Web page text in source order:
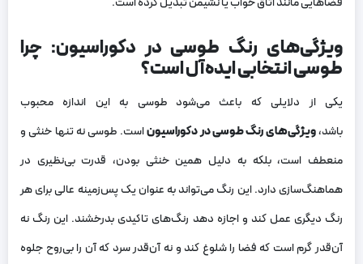
ویژگی‌های رنگ طوسی در دکوراسیون: چرا
طوسی انتخابی ایده‌آل است؟
یکی از دلایلی که باعث می‌شود طوسی به این اندازه محبوب
باشد،ویژگی‌های رنگ طوسی در دکوراسیوناست. طوسی نه تنها خنثی و
منعطف است، بلکه به دلیل همین خنثی بودن، قدرت بی‌نظیری در
هماهنگ‌سازی دارد. این رنگ می‌تواند به عنوان یک پس‌زمینه عالی برای هر
رنگ دیگری عمل کند و اجازه دهد رنگ‌های تاکیدی بدرخشند. این رنگ نه
آن‌قدر گرم است که فضا را شلوغ کند و نه آن‌قدر سرد که آن را بی‌روح جلوه